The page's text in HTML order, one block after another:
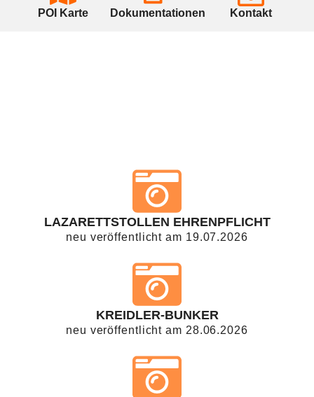
POI Karte Dokumentationen Kontakt
LAZARETTSTOLLEN EHRENPFLICHT
neu veröffentlicht am 19.07.2026
KREIDLER-BUNKER
neu veröffentlicht am 28.06.2026